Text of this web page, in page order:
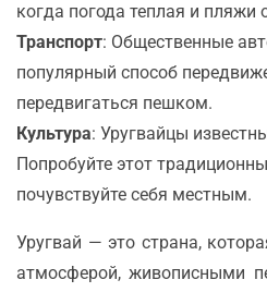
когда погода теплая и пляжи
Транспорт: Общественные
популярный способ
передвигаться пешком.
Культура: Уругвайцы
Попробуйте этот
почувствуйте себя местным.
Уругвай — это страна,
атмосферой, живописными